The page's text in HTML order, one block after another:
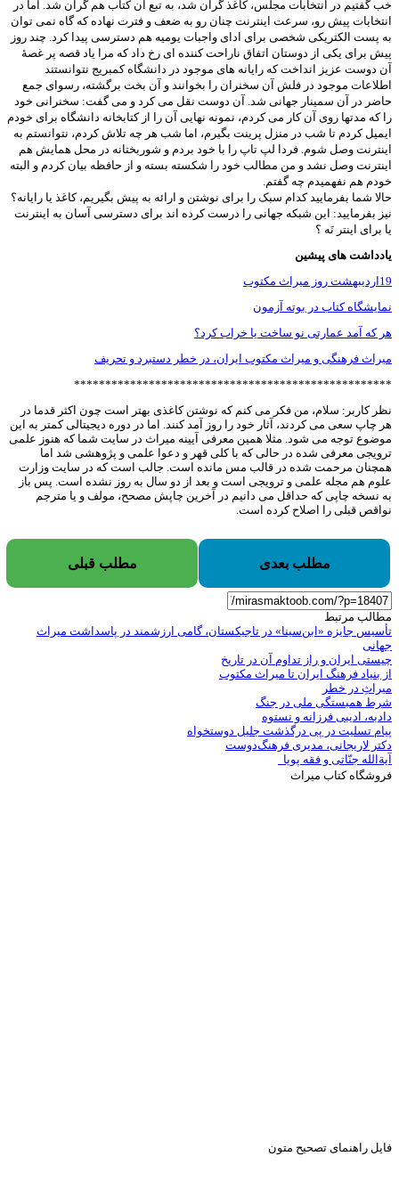
خب گفتیم در انتخابات مجلس، کاغذ گران شد، به تبع آن کتاب هم گران شد. اما در
انتخابات پیش رو، سرعت اینترنت چنان رو به ضعف و فترت نهاده که گاه نمی توان
به پست الکتریکی شخصی برای ادای واجبات یومیه هم دسترسی پیدا کرد. چند روز
پیش برای یکی از دوستان اتفاق ناراحت کننده ای رخ داد که مرا یاد قصه پر غصۀ
آن دوست عزیز انداخت که رایانه های موجود در دانشگاه کمبریج نتوانستند
اطلاعات موجود در فلش آن سخنران را بخوانند و آن بخت برگشته، رسوای جمع
حاضر در آن سمینار جهانی شد. آن دوست نقل می کرد و می گفت: سخنرانی خود
را که مدتها روی آن کار می کردم، نمونه نهایی آن را از کتابخانه دانشگاه برای خودم
ایمیل کردم تا شب در منزل پرینت بگیرم، اما شب هر چه تلاش کردم، نتوانستم به
اینترنت وصل شوم. فردا لپ تاپ را با خود بردم و شوربختانه در محل همایش هم
اینترنت وصل نشد و من مطالب خود را شکسته بسته و از حافظه بیان کردم و البته
خودم هم نفهمیدم چه گفتم.
حالا شما بفرمایید کدام سبک را برای نوشتن و ارائه به پیش بگیریم، کاغذ یا رایانه؟
نیز بفرمایید: این شبکه جهانی را درست کرده اند برای دسترسی آسان به اینترنت
یا برای اینتر نَه ؟
یادداشت های پیشین
19اردیبهشت روز میراث مکتوب
نمایشگاه کتاب در بوته آزمون
هر که آمد عمارتی نو ساخت یا خراب کرد؟
میراث فرهنگی و میراث مکتوب ایران، در خطر دستبرد و تحریف
***************************************************
نظر کاربر: سلام، من فکر می کنم که نوشتن کاغذی بهتر است چون اکثر قدما در
هر چاپ سعی می کردند، آثار خود را روز آمد کنند. اما در دوره دیجیتالی کمتر به این
موضوع توجه می شود. مثلا همین معرفی آیینه میراث در سایت شما که هنوز علمی
ترویجی معرفی شده در حالی که با کلی قهر و دعوا علمی و پژوهشی شد اما
همچنان مرحمت شده در قالب مس مانده است. جالب است که در سایت وزارت
علوم هم مجله علمی و ترویجی است و بعد از دو سال به روز نشده است. پس باز
به نسخه چاپی که حداقل می دانیم در آخرین چاپش مصحح، مولف و یا مترجم
نواقص قبلی را اصلاح کرده است.
مطلب قبلی مطلب بعدی
مطالب مرتبط
تأسیس جایزه «ابن‌سینا» در تاجیکستان، گامی ارزشمند در پاسداشت میراث
جهانی
چیستی ایران و راز تداوم آن در تاریخ
از بنیاد فرهنگ ایران تا میراث مکتوب
میراثِ در خطر
شرط همبستگی ملی در جنگ
دادبه، ادیبی فرزانه و نستوه
پیام تسلیت در پی درگذشت جلیل دوستخواه
دکتر لاریجانی، مدیری فرهنگ‌دوست
آیة‌الله جنّاتی و فقه پویا
فروشگاه کتاب میراث
فایل راهنمای تصحیح متون